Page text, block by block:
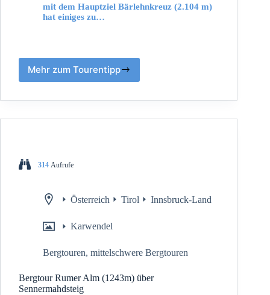
mit dem Hauptziel Bärlehnkreuz (2.104 m)
hat einiges zu…
Mehr zum Tourentipp
314 Aufrufe
Österreich Tirol Innsbruck-Land
Karwendel
Bergtouren, mittelschwere Bergtouren
Bergtour Rumer Alm (1243m) über
Sennermahdsteig